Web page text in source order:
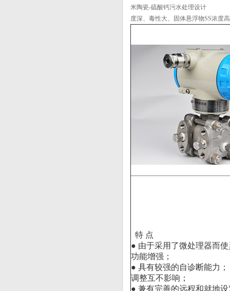
米陶瓷-硫酸钙污水处理设计
度深、毒性大、固体悬浮物SS浓度
特 点
● 由于采用了微处理器而
功能增强；
● 具有较强的自诊断能力
调整互不影响；
● 兼有完善的远程和就地